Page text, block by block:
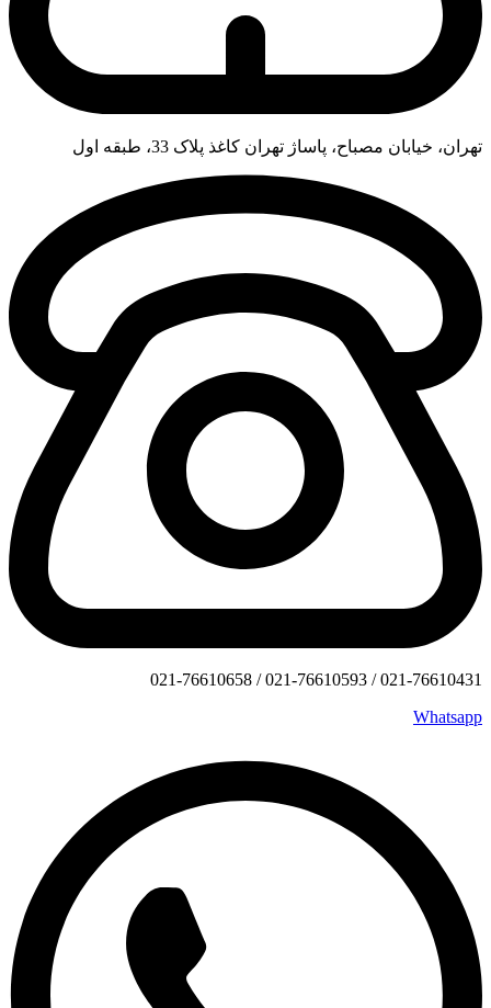
تهران، خیابان مصباح، پاساژ تهران کاغذ پلاک 33، طبقه اول
021-76610431 / 021-76610593 / 021-76610658
Whatsapp